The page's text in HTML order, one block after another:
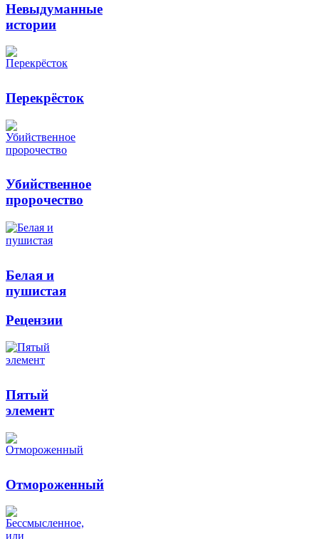
Невыдуманные
истории
Перекрёсток
Убийственное
пророчество
Белая и
пушистая
Рецензии
Пятый
элемент
Отмороженный